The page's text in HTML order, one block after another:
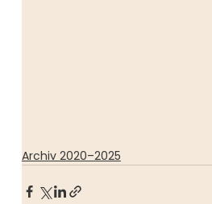
Archiv 2020–2025